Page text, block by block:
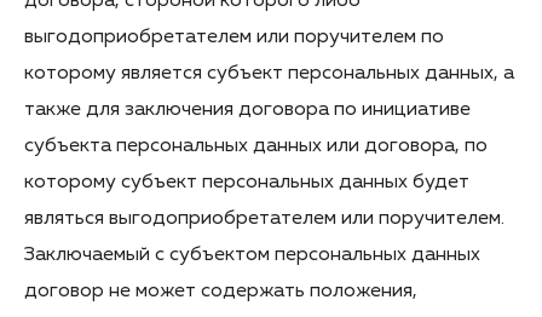
выгодоприобретателем или поручителем по
которому является субъект персональных данных, а
также для заключения договора по инициативе
субъекта персональных данных или договора, по
которому субъект персональных данных будет
являться выгодоприобретателем или поручителем.
Заключаемый с субъектом персональных данных
договор не может содержать положения,